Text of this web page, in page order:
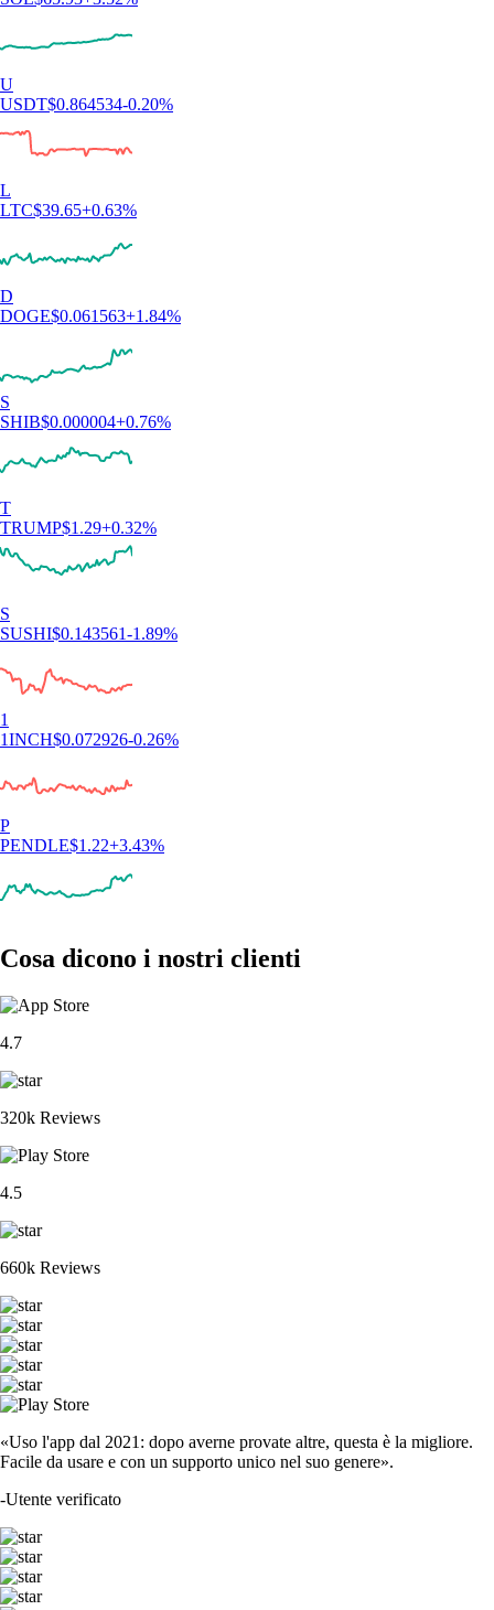
U
USDT$0.864534-0.20%
L
LTC$39.65+0.63%
D
DOGE$0.061563+1.84%
S
SHIB$0.000004+0.76%
T
TRUMP$1.29+0.32%
S
SUSHI$0.143561-1.89%
1
1INCH$0.072926-0.26%
P
PENDLE$1.22+3.43%
Cosa dicono i nostri clienti
4.7
320k Reviews
4.5
660k Reviews
«Uso l'app dal 2021: dopo averne provate altre, questa è la migliore.
Facile da usare e con un supporto unico nel suo genere».
-Utente verificato